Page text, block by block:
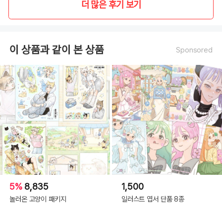
더 많은 후기 보기
이 상품과 같이 본 상품 Sponsored
5% 8,835
놀러온 고양이 패키지
1,500
일러스트 엽서 단품 8종